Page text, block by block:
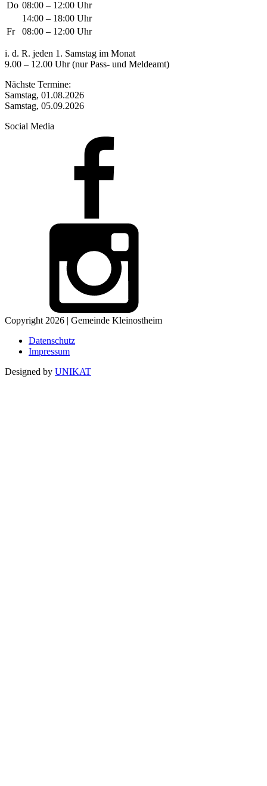
Do 08:00 – 12:00 Uhr
14:00 – 18:00 Uhr
Fr
08:00 – 12:00 Uhr
i. d. R. jeden 1. Samstag im Monat
9.00 – 12.00 Uhr (nur Pass- und Meldeamt)
Nächste Termine:
Samstag, 01.08.2026
Samstag, 05.09.2026
Social Media
Copyright 2026 | Gemeinde Kleinostheim
Datenschutz
Impressum
Designed by UNIKAT